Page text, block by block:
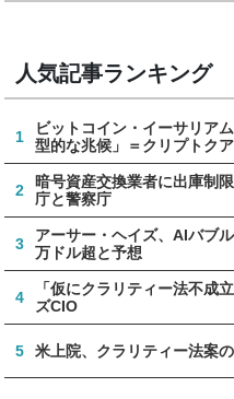
人気記事ランキング
1
ビットコイン・イーサリア
型的な兆候」＝クリプトク
2
暗号資産交換業者に出庫制
庁と警察庁
3
アーサー・ヘイズ、AIバブ
万ドル超と予想
4
「仮にクラリティー法不成
ズCIO
5 米上院、クラリティー法案